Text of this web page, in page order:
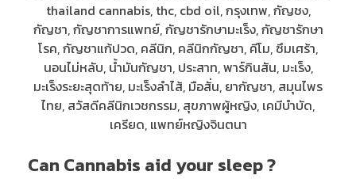
Can Cannabis aid your sleep ?